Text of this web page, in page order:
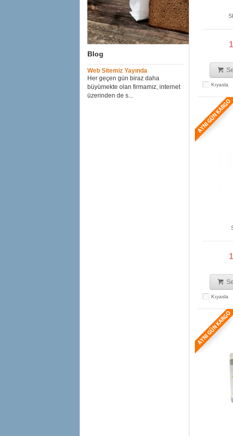
Blog
Web Sitemiz Yayında
Her geçen gün biraz daha
büyümekte olan firmamız, internet
üzerinden de s...
Kıyasla
Kıyasla